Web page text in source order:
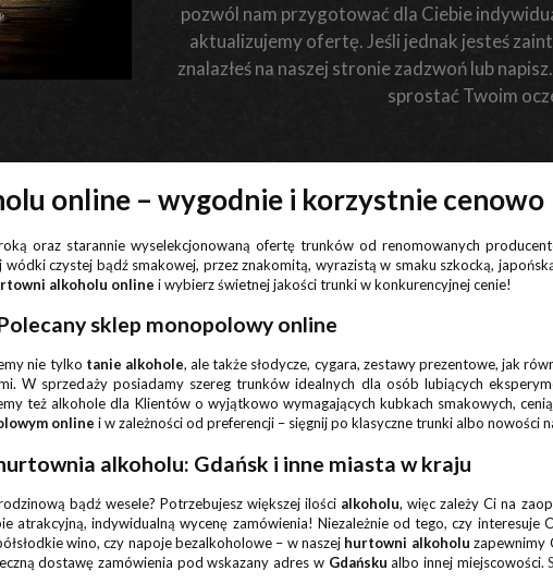
pozwól nam przygotować dla Ciebie
aktualizujemy ofertę. Jeśli jednak jesteś
znalazłeś na naszej stronie zadzwoń lub
sprostać Twoim
online – wygodnie i korzystnie cenowo
oraz starannie wyselekcjonowaną ofertę trunków od renomowanych
czystej bądź smakowej, przez znakomitą, wyrazistą w smaku szkocką,
alkoholu online i wybierz świetnej jakości trunki w konkurencyjnej cenie!
sklep monopolowy online
nie tylko tanie alkohole, ale także słodycze, cygara, zestawy prezentowe, jak
W sprzedaży posiadamy szereg trunków idealnych dla osób lubiących
też alkohole dla Klientów o wyjątkowo wymagających kubkach smakowych,
online i w zależności od preferencji – sięgnij po klasyczne trunki albo nowości
alkoholu: Gdańsk i inne miasta w kraju
bądź wesele? Potrzebujesz większej ilości alkoholu, więc zależy Ci na
atrakcyjną, indywidualną wycenę zamówienia! Niezależnie od tego, czy interesuje
wino, czy napoje bezalkoholowe – w naszej hurtowni alkoholu zapewnimy
dostawę zamówienia pod wskazany adres w Gdańsku albo innej miejscowości.